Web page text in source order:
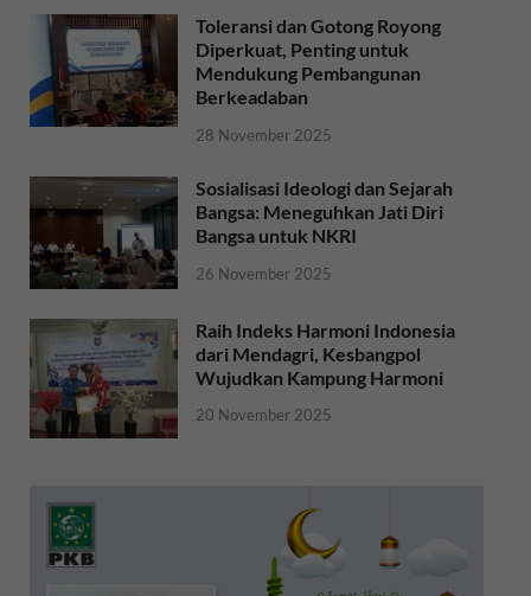
Toleransi dan Gotong Royong
Diperkuat, Penting untuk
Mendukung Pembangunan
Berkeadaban
28 November 2025
Sosialisasi Ideologi dan Sejarah
Bangsa: Meneguhkan Jati Diri
Bangsa untuk NKRI
26 November 2025
Raih Indeks Harmoni Indonesia
dari Mendagri, Kesbangpol
Wujudkan Kampung Harmoni
20 November 2025